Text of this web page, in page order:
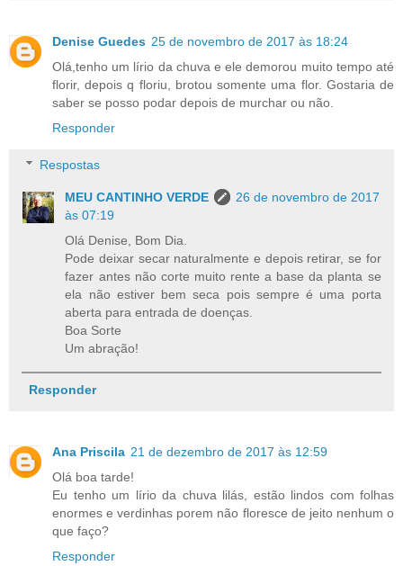
Denise Guedes 25 de novembro de 2017 às 18:24
Olá,tenho um lírio da chuva e ele demorou muito tempo até
florir, depois q floriu, brotou somente uma flor. Gostaria de
saber se posso podar depois de murchar ou não.
Responder
Respostas
MEU CANTINHO VERDE
26 de novembro de 2017
às 07:19
Olá Denise, Bom Dia.
Pode deixar secar naturalmente e depois retirar, se for
fazer antes não corte muito rente a base da planta se
ela não estiver bem seca pois sempre é uma porta
aberta para entrada de doenças.
Boa Sorte
Um abração!
Responder
Ana Priscila 21 de dezembro de 2017 às 12:59
Olá boa tarde!
Eu tenho um lírio da chuva lilás, estão lindos com folhas
enormes e verdinhas porem não floresce de jeito nenhum o
que faço?
Responder